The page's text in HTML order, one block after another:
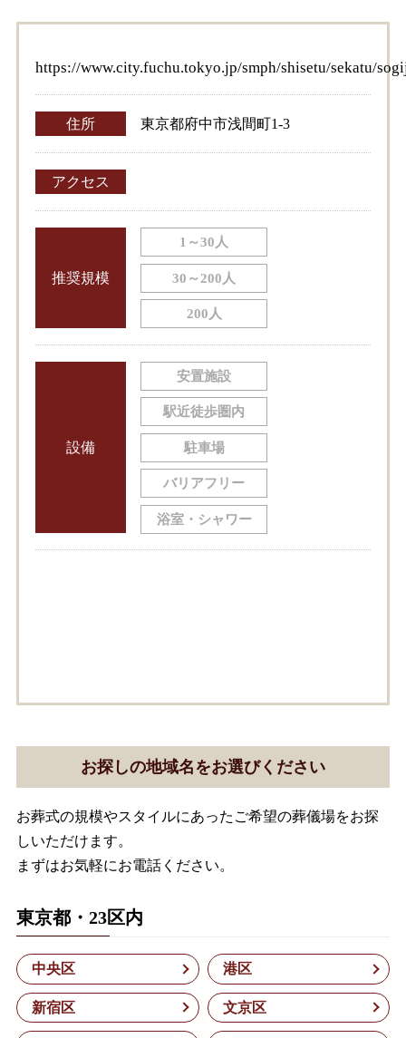
https://www.city.fuchu.tokyo.jp/smph/shisetu/sekatu/
住所 東京都府中市浅間町1-3
アクセス
推奨規模
1～30人
30～200人
200人
設備
安置施設
駅近徒歩圏内
駐車場
バリアフリー
浴室・シャワー
お探しの地域名をお選びください
お葬式の規模やスタイルにあったご希望の葬儀場をお探
しいただけます。
まずはお気軽にお電話ください。
東京都・23区内
中央区 港区
新宿区 文京区